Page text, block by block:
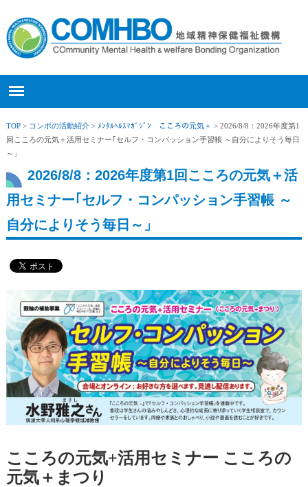
TOP> コンボの活動紹介> ﾒﾝﾀﾙﾍﾙｽﾏｶﾞｼﾞﾝ こころの元気＋ > 2026/8/8：2026年度第1
回こころの元気＋活用セミナー｢セルフ・コンパッション手習帳 ～自分によりそう毎日
～」
2026/8/8：2026年度第1回こころの元気＋活
用セミナー｢セルフ・コンパッション手習帳 ～
自分によりそう毎日～」
こころの元気+活用セミナー こころの
元気＋まつり